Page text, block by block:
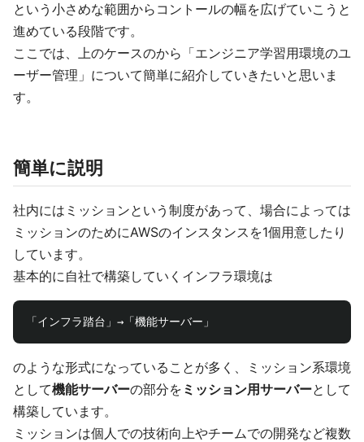
という小さめな範囲からコントールの幅を広げていこうと
進めている段階です。
ここでは、上のケースのから「エンジニア学習用環境のユ
ーザー管理」について簡単に紹介していきたいと思いま
す。
簡単に説明
社内にはミッションという制度があって、場合によっては
ミッションのためにAWSのインスタンスを1個用意したり
しています。
基本的に自社で構築していくインフラ環境は
のような形式になっていることが多く、ミッション系環境
として機能サーバーの部分を ミッション用サーバーとして
構築しています。
ミッションは個人での技術向上やチームでの開発など複数